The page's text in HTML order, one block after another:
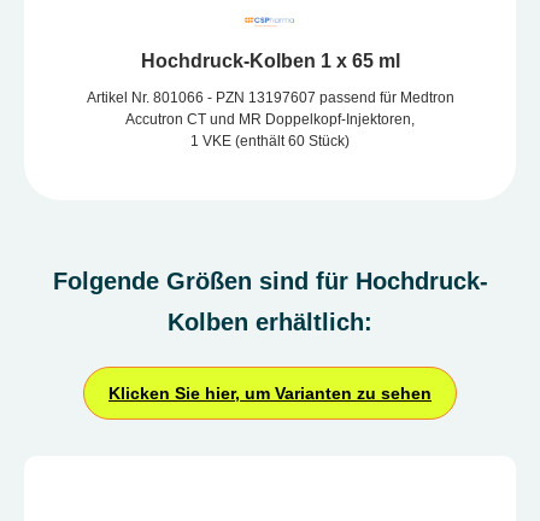
Hochdruck-Kolben 1 x 65 ml
Artikel Nr. 801066 - PZN 13197607 passend für Medtron
Accutron CT und MR Doppelkopf-Injektoren,
1 VKE (enthält 60 Stück)
Folgende Größen sind für Hochdruck-
Kolben erhältlich:
Klicken Sie hier, um Varianten zu sehen